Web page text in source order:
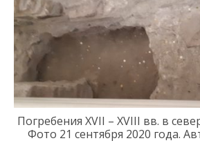
Погребения XVII – XVIII вв. в
Фото 21 сентября 2020 года.